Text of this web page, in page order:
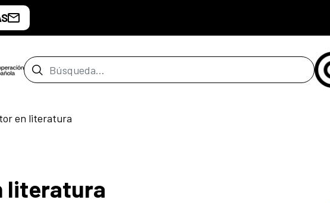
Barra de búsqueda
en literatura
literatura